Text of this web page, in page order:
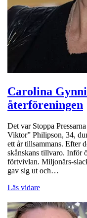
Carolina
återföreningen
Det var Stoppa
Viktor” Philipson, 34,
ett år tillsammans. Efter
skånskans tillvaro. Inför
förtvivlan. Miljonärs-
gav sig ut och…
Läs vidare